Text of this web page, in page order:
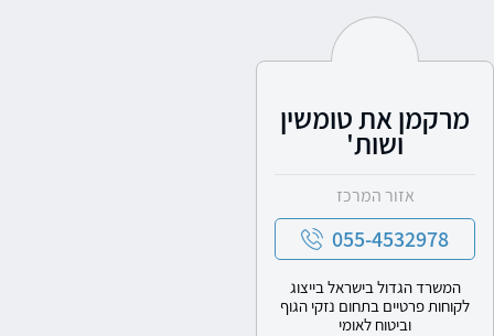
מרקמן את טומשין
ושות'
אזור המרכז
055-4532978
המשרד הגדול בישראל בייצוג
לקוחות פרטיים בתחום נזקי הגוף
וביטוח לאומי